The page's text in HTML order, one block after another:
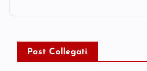
Post Collegati